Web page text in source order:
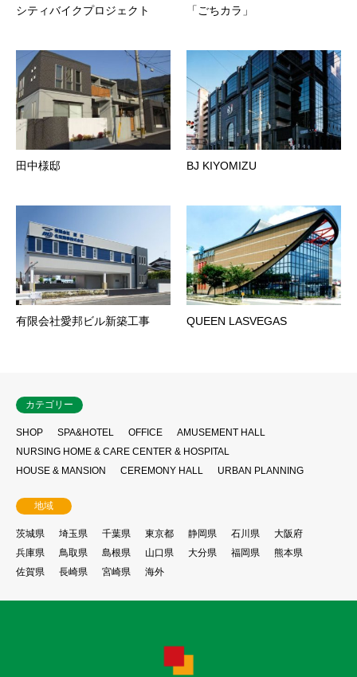
シティバイクプロジェクト 「ごちカラ」
田中様邸 BJ KIYOMIZU
有限会社愛邦ビル新築工事 QUEEN LASVEGAS
カテゴリー
SHOP SPA&HOTEL OFFICE
AMUSEMENT HALL
NURSING HOME & CARE CENTER & HOSPITAL
HOUSE & MANSION
CEREMONY HALL URBAN PLANNING
地域
茨城県 埼玉県 千葉県 東京都 静岡県 石川県
大阪府
兵庫県
鳥取県 島根県 山口県 大分県 福岡県
熊本県
佐賀県
長崎県 宮崎県 海外